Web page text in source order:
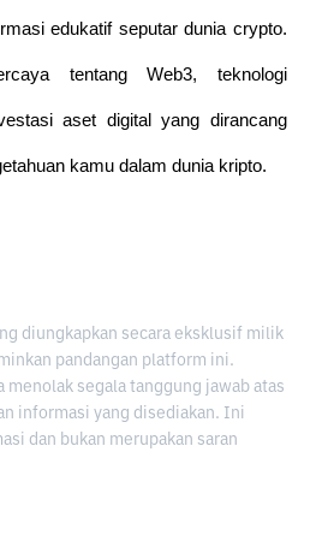
edukatif seputar dunia crypto.
tentang Web3, teknologi
aset digital yang dirancang
kamu dalam dunia kripto.
diungkapkan secara eksklusif milik
pandangan platform ini.
menolak segala tanggung jawab atas
informasi yang disediakan. Ini
dan bukan merupakan saran